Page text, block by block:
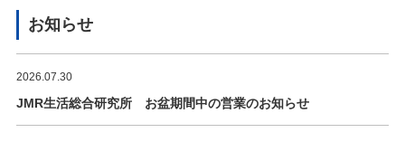
お知らせ
2026.07.30
JMR生活総合研究所 お盆期間中の営業のお知らせ